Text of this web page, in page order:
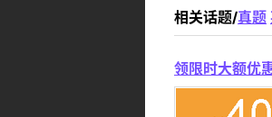
相关话题/真题
领限时大额优